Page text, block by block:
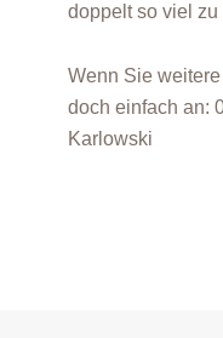
doppelt so viel
Wenn Sie
doch einfach an:
Karlowski